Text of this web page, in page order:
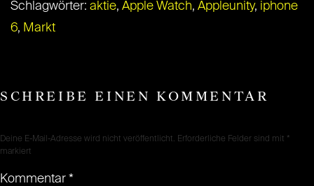
Schlagwörter: aktie, Apple Watch, Appleunity, iphone
6, Markt
SCHREIBE EINEN KOMMENTAR
Deine E-Mail-Adresse wird nicht veröffentlicht. Erforderliche Felder sind mit *
markiert
Kommentar *